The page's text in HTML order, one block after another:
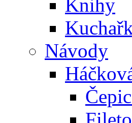
Knihy
Návody